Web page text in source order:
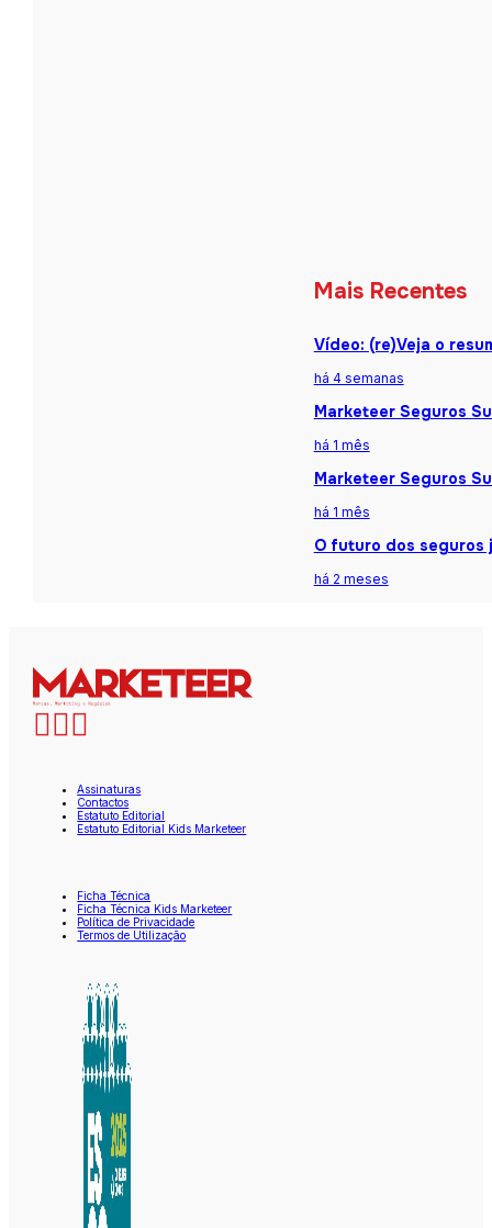
Mais Recentes
Vídeo: (re)Veja o
há 4 semanas
Marketeer Seguros
há 1 mês
Marketeer Seguros
há 1 mês
O futuro dos seguros
há 2 meses
Assinaturas
Contactos
Estatuto Editorial
Estatuto Editorial Kids Marketeer
Ficha Técnica
Ficha Técnica Kids Marketeer
Política de Privacidade
Termos de Utilização